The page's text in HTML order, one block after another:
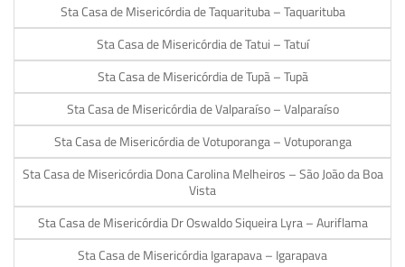
Sta Casa de Misericórdia de Taquarituba – Taquarituba
Sta Casa de Misericórdia de Tatui – Tatuí
Sta Casa de Misericórdia de Tupã – Tupã
Sta Casa de Misericórdia de Valparaíso – Valparaíso
Sta Casa de Misericórdia de Votuporanga – Votuporanga
Sta Casa de Misericórdia Dona Carolina Melheiros – São João da Boa
Vista
Sta Casa de Misericórdia Dr Oswaldo Siqueira Lyra – Auriflama
Sta Casa de Misericórdia Igarapava – Igarapava